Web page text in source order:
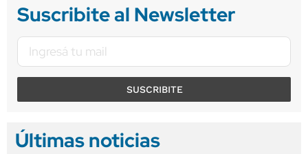
Suscribite al Newsletter
SUSCRIBITE
Últimas noticias